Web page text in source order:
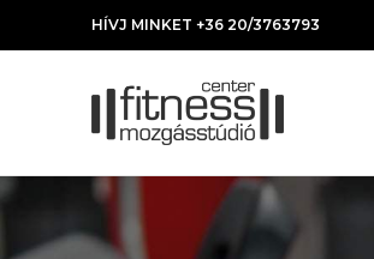
HÍVJ MINKET +36 20/3763793